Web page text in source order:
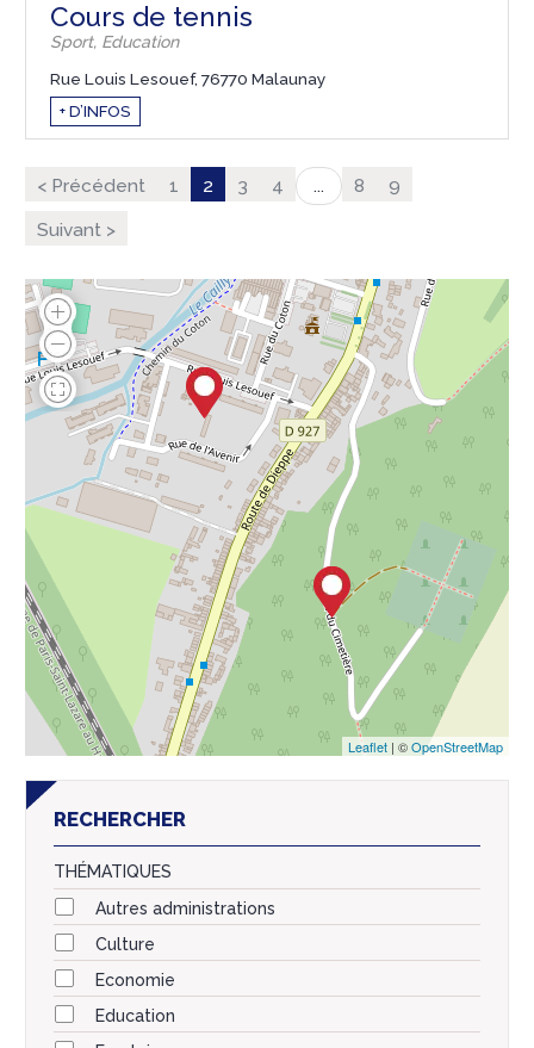
Cours de tennis
Sport, Education
Rue Louis Lesouef, 76770 Malaunay
+ D’INFOS
< Précédent 1 2 3 4 ... 8 9
Suivant >
Leaflet | ©OpenStreetMap
RECHERCHER
THÉMATIQUES
Autres administrations
Culture
Economie
Education